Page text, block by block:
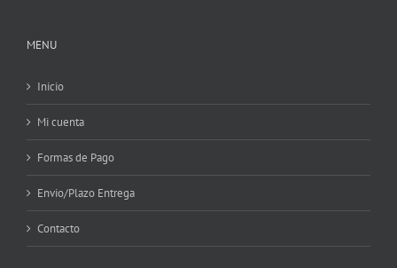
MENU
Inicio
Mi cuenta
Formas de Pago
Envio/Plazo Entrega
Contacto